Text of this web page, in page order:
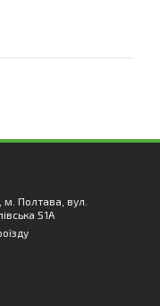
м. Полтава, вул.
51А